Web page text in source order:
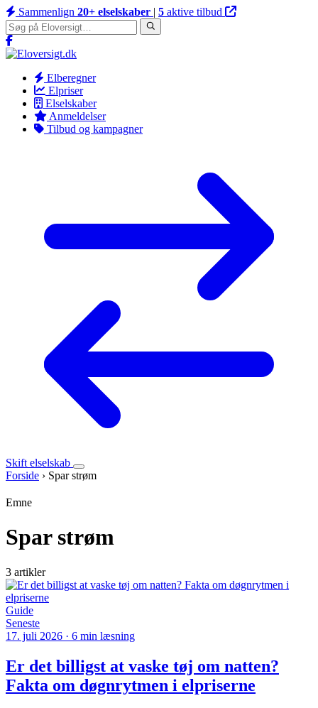
Sammenlign 20+ elselskaber | 5 aktive tilbud
Elberegner
Elpriser
Elselskaber
Anmeldelser
Tilbud og kampagner
Skift elselskab
Forside › Spar strøm
Emne
Spar strøm
3 artikler
Guide
Seneste
17. juli 2026 · 6 min læsning
Er det billigst at vaske tøj om natten?
Fakta om døgnrytmen i elpriserne